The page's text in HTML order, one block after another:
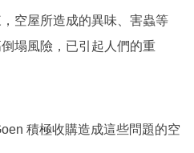
空屋所造成的異味、害蟲等
塌風險，已引起人們的重
積極收購造成這些問題的空